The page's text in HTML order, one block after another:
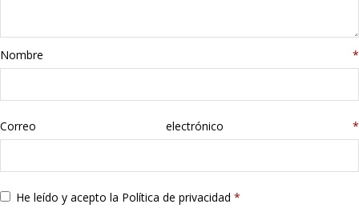
Stanley
libros
Nombre *
Correo electrónico *
He leído y acepto la Política de privacidad *